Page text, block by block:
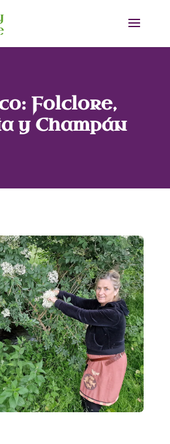
Folclore,
y Champán